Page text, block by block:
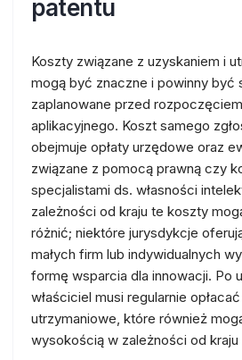
patentu
Koszty związane z uzyskaniem i
mogą być znaczne i powinny być
zaplanowane przed
aplikacyjnego. Koszt samego
obejmuje opłaty urzędowe oraz
związane z pomocą prawną czy
specjalistami ds. własności
zależności od kraju te koszty
różnić; niektóre jurysdykcje
małych firm lub indywidualnych
formę wsparcia dla innowacji. Po
właściciel musi regularnie
utrzymaniowe, które również
wysokością w zależności od